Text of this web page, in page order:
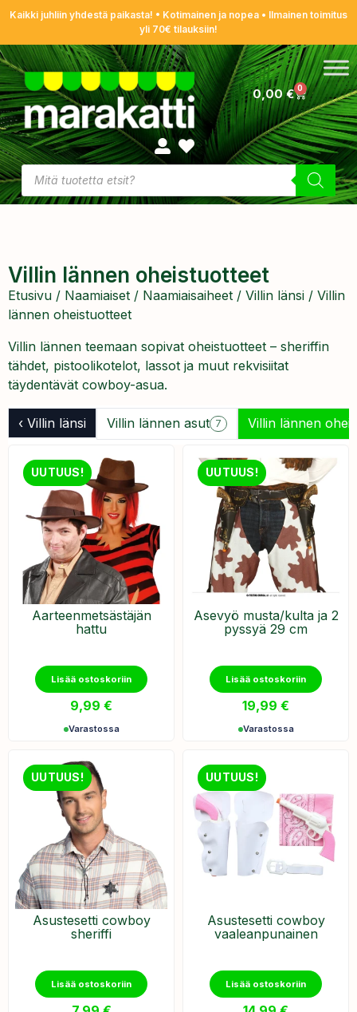
Kaikki juhliin yhdestä paikasta! • Kotimainen ja nopea • Ilmainen toimitus
yli 70€ tilauksiin!
0,00€ 0
Villin lännen oheistuotteet
Etusivu / Naamiaiset / Naamiaisaiheet / Villin länsi / Villin
lännen oheistuotteet
Villin lännen teemaan sopivat oheistuotteet – sheriffin
tähdet, pistoolikotelot, lassot ja muut rekvisiitat
täydentävät cowboy-asua.
‹ Villin länsi Villin lännen asut 7 Villin lännen
UUTUUS!
Aarteenmetsästäjän
hattu
Lisää ostoskoriin
9,99 €
Varastossa
UUTUUS!
Asevyö musta/kulta ja 2
pyssyä 29 cm
Lisää ostoskoriin
19,99 €
Varastossa
UUTUUS!
Asustesetti cowboy
sheriffi
Lisää ostoskoriin
UUTUUS!
Asustesetti cowboy
vaaleanpunainen
Lisää ostoskoriin